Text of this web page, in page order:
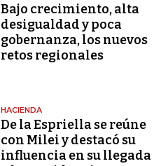
Bajo crecimiento, alta
desigualdad y poca
gobernanza, los nuevos
retos regionales
HACIENDA
De la Espriella se reúne
con Milei y destacó su
influencia en su llegada